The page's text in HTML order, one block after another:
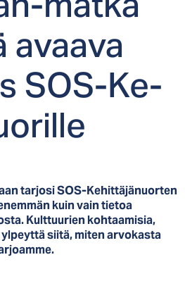
SOS-Ke­
tarjosi SOS-Kehittäjänuorten
kuin vain tietoa
Kulttuurien kohtaamisia,
siitä, miten arvokasta